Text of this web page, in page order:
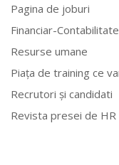
Pagina de joburi
Financiar-Contabilitate
Resurse umane
Piața de training ce
Recrutori și candidati
Revista presei de